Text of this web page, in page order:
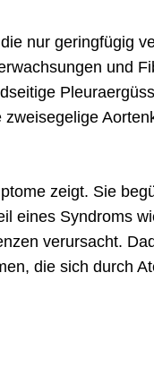
nur geringfügig
und
zeigt. Sie
eines Syndroms
verursacht.
die sich durch